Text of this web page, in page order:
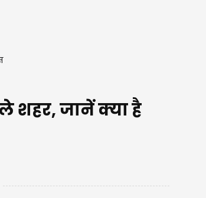
शहर, जानें क्या है